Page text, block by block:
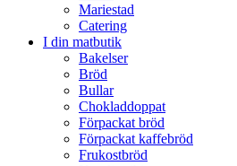
Mariestad
Catering
I din matbutik
Bakelser
Bröd
Bullar
Chokladdoppat
Förpackat bröd
Förpackat kaffebröd
Frukostbröd